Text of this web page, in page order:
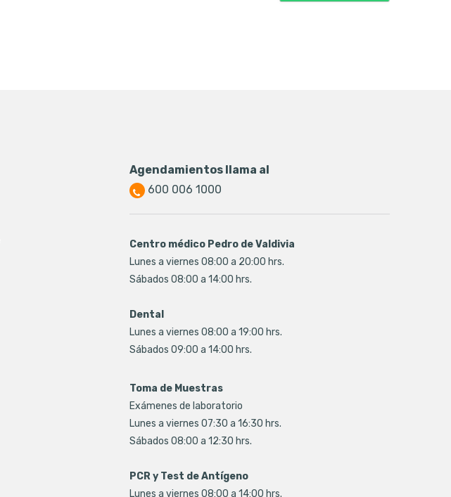
Agendamientos llama al
600 006 1000
Centro médico Pedro de Valdivia
Lunes a viernes 08:00 a 20:00 hrs.
Sábados 08:00 a 14:00 hrs.
Dental
Lunes a viernes 08:00 a 19:00 hrs.
Sábados 09:00 a 14:00 hrs.
Toma de Muestras
Exámenes de laboratorio
Lunes a viernes 07:30 a 16:30 hrs.
Sábados 08:00 a 12:30 hrs.
PCR y Test de Antígeno
Lunes a viernes 08:00 a 14:00 hrs.